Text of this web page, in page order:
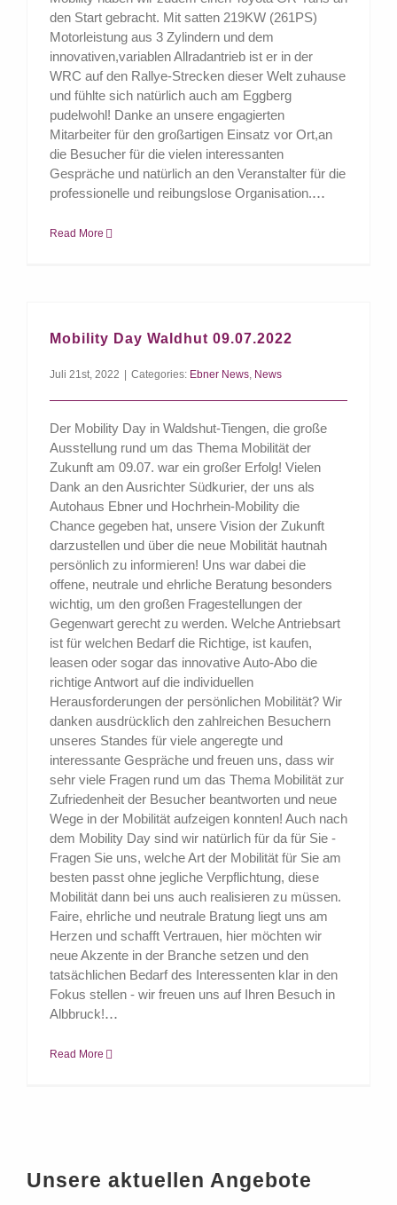
den Start gebracht. Mit satten 219KW (261PS)
Motorleistung aus 3 Zylindern und dem
innovativen,variablen Allradantrieb ist er in der
WRC auf den Rallye-Strecken dieser Welt zuhause
und fühlte sich natürlich auch am Eggberg
pudelwohl! Danke an unsere engagierten
Mitarbeiter für den großartigen Einsatz vor Ort,an
die Besucher für die vielen interessanten
Gespräche und natürlich an den Veranstalter für die
professionelle und reibungslose Organisation.
Read More
Mobility Day Waldhut 09.07.2022
Juli 21st, 2022 Categories: Ebner News, News
Der Mobility Day in Waldshut-Tiengen, die große
Ausstellung rund um das Thema Mobilität der
Zukunft am 09.07. war ein großer Erfolg! Vielen
Dank an den Ausrichter Südkurier, der uns als
Autohaus Ebner und Hochrhein-Mobility die
Chance gegeben hat, unsere Vision der Zukunft
darzustellen und über die neue Mobilität hautnah
persönlich zu informieren! Uns war dabei die
offene, neutrale und ehrliche Beratung besonders
wichtig, um den großen Fragestellungen der
Gegenwart gerecht zu werden. Welche Antriebsart
ist für welchen Bedarf die Richtige, ist kaufen,
leasen oder sogar das innovative Auto-Abo die
richtige Antwort auf die individuellen
Herausforderungen der persönlichen Mobilität? Wir
danken ausdrücklich den zahlreichen Besuchern
unseres Standes für viele angeregte und
interessante Gespräche und freuen uns, dass wir
sehr viele Fragen rund um das Thema Mobilität zur
Zufriedenheit der Besucher beantworten und neue
Wege in der Mobilität aufzeigen konnten! Auch nach
dem Mobility Day sind wir natürlich für da für Sie -
Fragen Sie uns, welche Art der Mobilität für Sie am
besten passt ohne jegliche Verpflichtung, diese
Mobilität dann bei uns auch realisieren zu müssen.
Faire, ehrliche und neutrale Bratung liegt uns am
Herzen und schafft Vertrauen, hier möchten wir
neue Akzente in der Branche setzen und den
tatsächlichen Bedarf des Interessenten klar in den
Fokus stellen - wir freuen uns auf Ihren Besuch in
Albbruck!
Read More
Unsere aktuellen Angebote